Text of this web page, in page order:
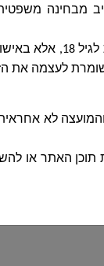
מבחינה
השימוש באתר והשירותים
לעצמה את
לא
תוכן האתר או
שיבקשו